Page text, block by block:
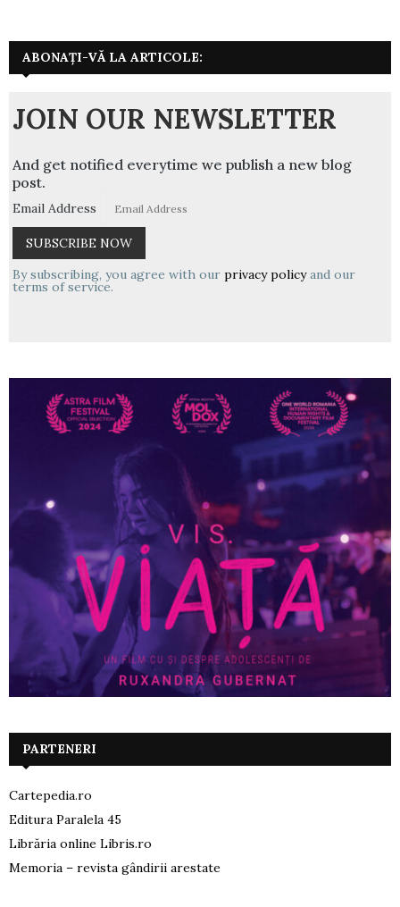
ABONAȚI-VĂ LA ARTICOLE:
JOIN OUR NEWSLETTER
And get notified everytime we publish a new blog
post.
Email Address
By subscribing, you agree with our privacy policyand our
terms of service.
PARTENERI
Cartepedia.ro
Editura Paralela 45
Librăria online Libris.ro
Memoria – revista gândirii arestate